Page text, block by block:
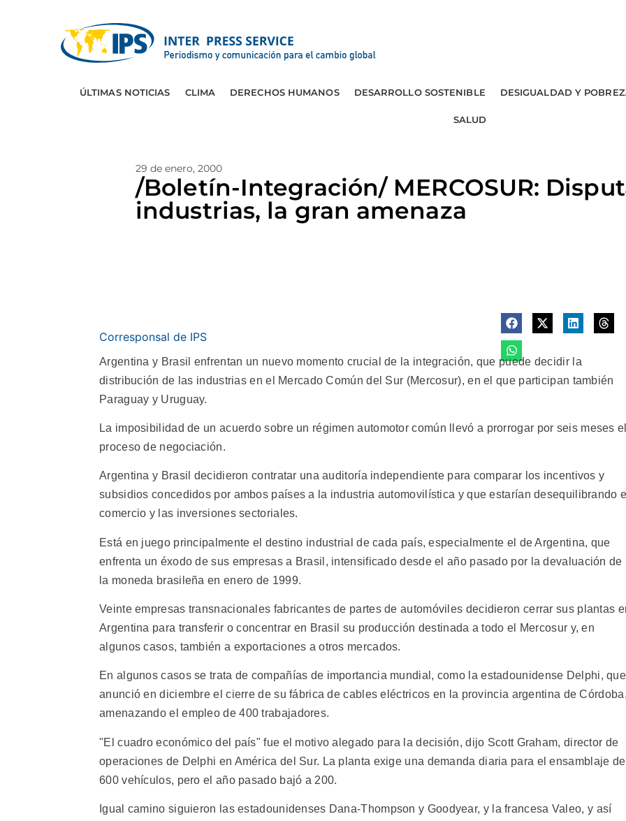
ÚLTIMAS NOTICIAS CLIMA DERECHOS HUMANOS DESARROLLO SOSTENIBLE DESIGUALDAD Y
SALUD
29 de enero, 2000
/Boletín-Integración/ MERCOSUR:
industrias, la gran amenaza
Corresponsal de IPS
Argentina y Brasil enfrentan un nuevo momento crucial de la integración, que puede decidir la
distribución de las industrias en el Mercado Común del Sur (Mercosur), en el que participan también
Paraguay y Uruguay.
La imposibilidad de un acuerdo sobre un régimen automotor común llevó a prorrogar por seis meses
proceso de negociación.
Argentina y Brasil decidieron contratar una auditoría independiente para comparar los incentivos y
subsidios concedidos por ambos países a la industria automovilística y que estarían desequilibrando
comercio y las inversiones sectoriales.
Está en juego principalmente el destino industrial de cada país, especialmente el de Argentina, que
enfrenta un éxodo de sus empresas a Brasil, intensificado desde el año pasado por la devaluación de
la moneda brasileña en enero de 1999.
Veinte empresas transnacionales fabricantes de partes de automóviles decidieron cerrar sus plantas
Argentina para transferir o concentrar en Brasil su producción destinada a todo el Mercosur y, en
algunos casos, también a exportaciones a otros mercados.
En algunos casos se trata de compañías de importancia mundial, como la estadounidense Delphi, que
anunció en diciembre el cierre de su fábrica de cables eléctricos en la provincia argentina de
amenazando el empleo de 400 trabajadores.
"El cuadro económico del país" fue el motivo alegado para la decisión, dijo Scott Graham, director de
operaciones de Delphi en América del Sur. La planta exige una demanda diaria para el ensamblaje de
600 vehículos, pero el año pasado bajó a 200.
Igual camino siguieron las estadounidenses Dana-Thompson y Goodyear, y la francesa Valeo, y así